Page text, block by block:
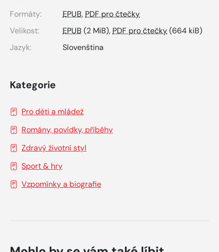
Formáty:
EPUB, PDF pro čtečky
Velikost:
EPUB (2 MiB), PDF pro čtečky(664 kiB)
Jazyk:
Slovenština
Kategorie
Pro děti a mládež
Romány, povídky, příběhy
Zdravý životní styl
Sport & hry
Vzpomínky a biografie